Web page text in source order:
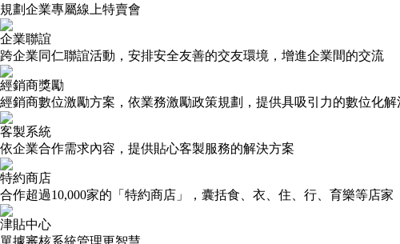
規劃企業專屬線上特賣會
企業聯誼
跨企業同仁聯誼活動，安排安全友善的交友環境，增進企業間的交流
經銷商獎勵
經銷商數位激勵方案，依業務激勵政策規劃，提供具吸引力的數位化解
客製系統
依企業合作需求內容，提供貼心客製服務的解決方案
特約商店
合作超過10,000家的「特約商店」，囊括食、衣、住、行、育樂等店家
津貼中心
單據審核系統管理更智慧